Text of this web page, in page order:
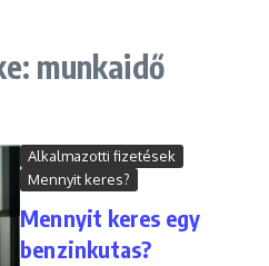
munkaidő
Alkalmazotti fizetések
Mennyit keres?
Mennyit keres egy
benzinkutas?